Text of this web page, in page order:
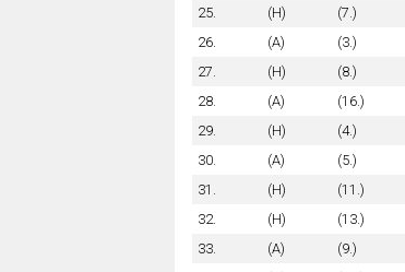
25.
(H) (7.)
26.
(A) (3.)
27.
(H) (8.)
28.
(A) (16.)
29.
(H) (4.)
30.
(A) (5.)
31.
(H) (11.)
32.
(H) (13.)
33.
(A) (9.)